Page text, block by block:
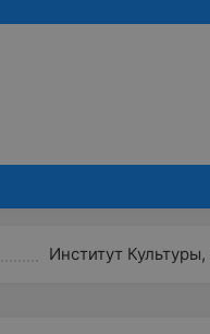
Институт Культуры,